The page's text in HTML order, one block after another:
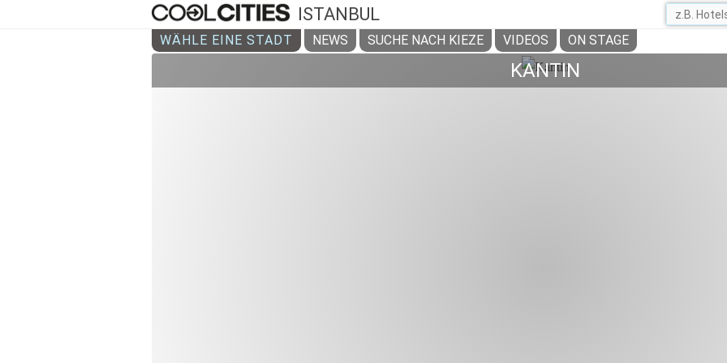
ISTANBUL
WÄHLE EINE STADT NEWS SUCHE NACH KIEZE VIDEOS ON STAGE
KANTIN